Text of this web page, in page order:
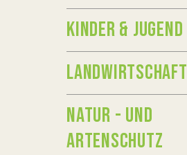
KINDER & JUGEND
LANDWIRTSCHAFT
NATUR - UND
ARTENSCHUTZ